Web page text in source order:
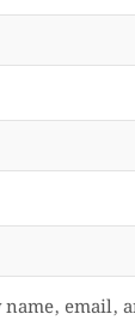
name, email,